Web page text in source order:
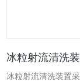
冰粒射流清洗
冰粒射流清洗装置